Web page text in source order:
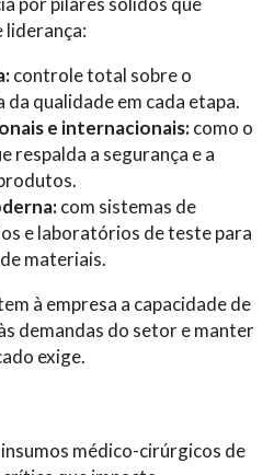
liderança:
controle total sobre o
qualidade em cada etapa.
e internacionais:como o
respalda a segurança e a
com sistemas de
e laboratórios de teste para
materiais.
à empresa a capacidade de
demandas do setor e manter
exige.
médico-cirúrgicos de